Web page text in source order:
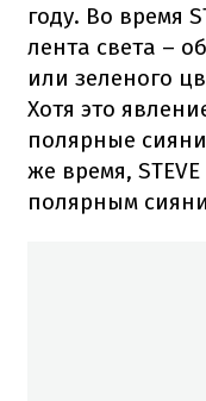
году. Во время
лента света –
или зеленого
Хотя это
полярные
же время,
полярным